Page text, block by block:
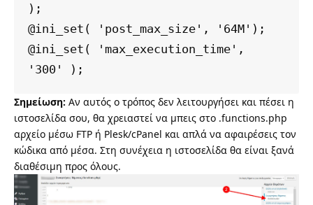
);
@ini_set( 'post_max_size', '64M');
@ini_set( 'max_execution_time',
'300' );
Σημείωση: Αν αυτός ο τρόπος δεν λειτουργήσει και πέσει η
ιστοσελίδα σου, θα χρειαστεί να μπεις στο .functions.php
αρχείο μέσω FTP ή Plesk/cPanel και απλά να αφαιρέσεις τον
κώδικα από μέσα. Στη συνέχεια η ιστοσελίδα θα είναι ξανά
διαθέσιμη προς όλους.